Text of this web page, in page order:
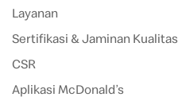
Layanan
Sertifikasi & Jaminan Kualitas
CSR
Aplikasi McDonald’s